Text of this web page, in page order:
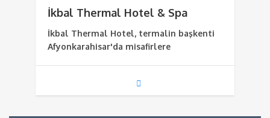
İkbal Thermal Hotel & Spa
İkbal Thermal Hotel, termalin başkenti
Afyonkarahisar'da misafirlere